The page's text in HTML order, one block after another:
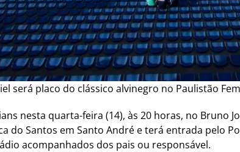
será placo do clássico alvinegro no Paulistão
nesta quarta-feira (14), às 20 horas, no Bruno
do Santos em Santo André e terá entrada pelo
acompanhados dos pais ou responsável.